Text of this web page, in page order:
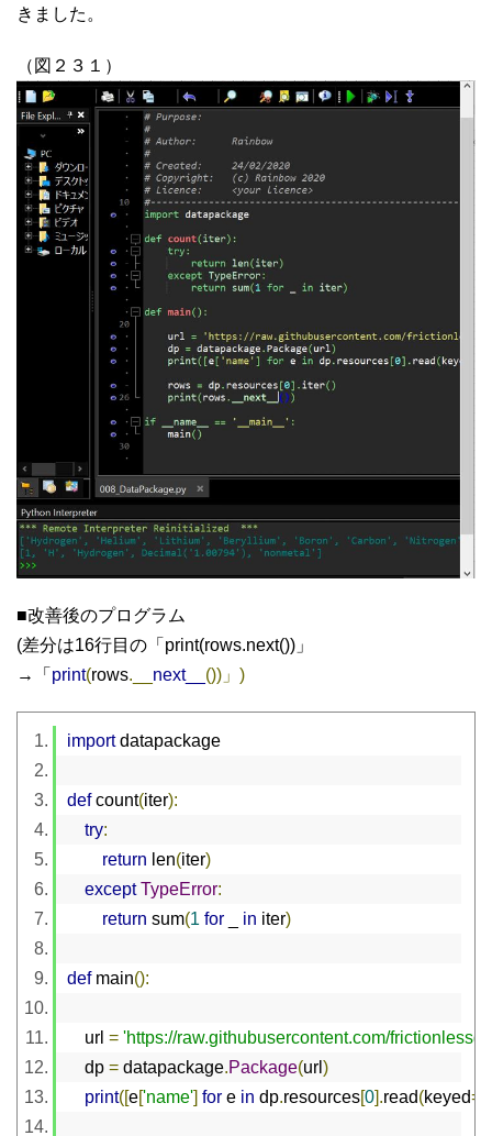
きました。
（図２３１）
■改善後のプログラム
(差分は16行目の「print(rows.next())」
→「 print(rows.__ next__ ())」)
import datapackage
def count(iter):
try:
return len(iter)
except TypeError:
return sum(1 for in iter)
def main():
    url
= 'https://raw.githubusercontent.com/
    dp
= datapackage.Package(url )
print([e['name'] for e in dp.resources[0].read(keyed=